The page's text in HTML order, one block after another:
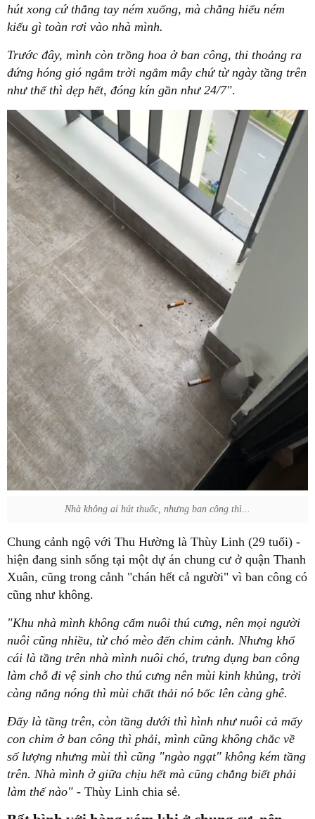
hút xong cứ thẳng tay ném xuống, mà chẳng hiểu ném
kiểu gì toàn rơi vào nhà mình.
Trước đây, mình còn trồng hoa ở ban công, thi thoảng ra
đứng hóng gió ngắm trời ngắm mây chứ từ ngày tầng trên
như thế thì dẹp hết, đóng kín gần như 24/7".
Nhà không ai hút thuốc, nhưng ban công thì...
Chung cảnh ngộ với Thu Hường là Thùy Linh (29 tuổi) -
hiện đang sinh sống tại một dự án chung cư ở quận Thanh
Xuân, cũng trong cảnh "chán hết cả người" vì ban công có
cũng như không.
"Khu nhà mình không cấm nuôi thú cưng, nên mọi người
nuôi cũng nhiều, từ chó mèo đến chim cảnh. Nhưng khổ
cái là tầng trên nhà mình nuôi chó, trưng dụng ban công
làm chỗ đi vệ sinh cho thú cưng nên mùi kinh khủng, trời
càng nắng nóng thì mùi chất thải nó bốc lên càng ghê.
Đấy là tầng trên, còn tầng dưới thì hình như nuôi cả mấy
con chim ở ban công thì phải, mình cũng không chắc về
số lượng nhưng mùi thì cũng "ngào ngạt" không kém tầng
trên. Nhà mình ở giữa chịu hết mà cũng chẳng biết phải
làm thế nào" - Thùy Linh chia sẻ.